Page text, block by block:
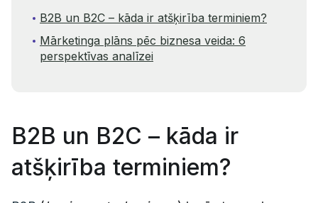
B2B un B2C – kāda ir atšķirība terminiem?
Mārketinga plāns pēc biznesa veida: 6
perspektīvas analīzei
B2B un B2C – kāda ir
atšķirība terminiem?